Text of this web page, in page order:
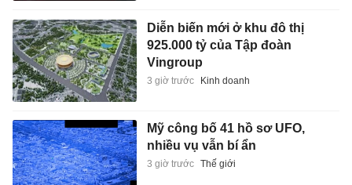
Diễn biến mới ở khu đô thị
925.000 tỷ của Tập đoàn
Vingroup
3 giờ trước Kinh doanh
Mỹ công bố 41 hồ sơ UFO,
nhiều vụ vẫn bí ẩn
3 giờ trước Thế giới